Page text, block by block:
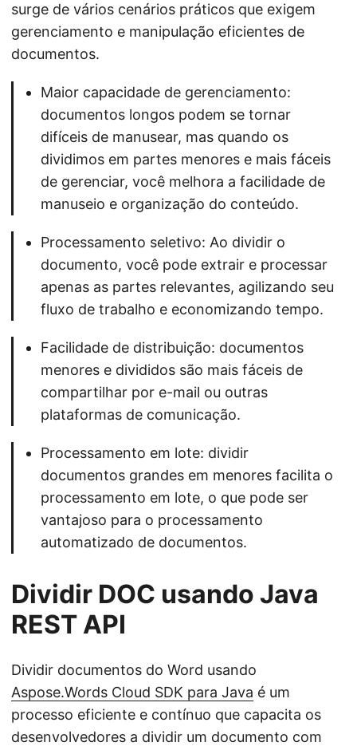
surge de vários cenários práticos que exigem
gerenciamento e manipulação eficientes de
documentos.
Maior capacidade de gerenciamento:
documentos longos podem se tornar
difíceis de manusear, mas quando os
dividimos em partes menores e mais fáceis
de gerenciar, você melhora a facilidade de
manuseio e organização do conteúdo.
Processamento seletivo: Ao dividir o
documento, você pode extrair e processar
apenas as partes relevantes, agilizando seu
fluxo de trabalho e economizando tempo.
Facilidade de distribuição: documentos
menores e divididos são mais fáceis de
compartilhar por e-mail ou outras
plataformas de comunicação.
Processamento em lote: dividir
documentos grandes em menores facilita o
processamento em lote, o que pode ser
vantajoso para o processamento
automatizado de documentos.
Dividir DOC usando Java
REST API
Dividir documentos do Word usando
Aspose.Words Cloud SDK para Java é um
processo eficiente e contínuo que capacita os
desenvolvedores a dividir um documento com